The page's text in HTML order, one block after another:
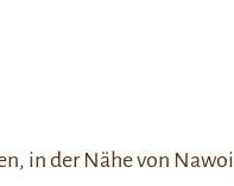
in der Nähe von Nawoi